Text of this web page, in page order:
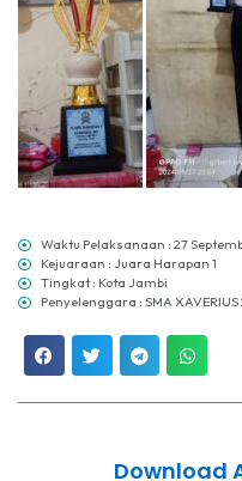
Waktu Pelaksanaan : 27
Kejuaraan : Juara Harapan 1
Tingkat : Kota Jambi
Penyelenggara : SMA XAVERIUS
Download